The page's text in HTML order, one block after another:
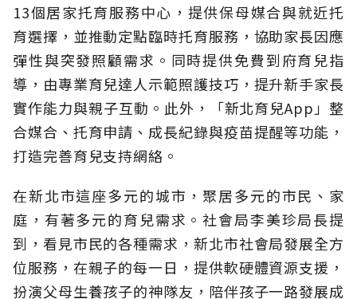
13個居家托育服務中心，提供保母媒合與就近托
育選擇，並推動定點臨時托育服務，協助家長因應
彈性與突發照顧需求。同時提供免費到府育兒指
導，由專業育兒達人示範照護技巧，提升新手家長
實作能力與親子互動。此外，「新北育兒App」整
合媒合、托育申請、成長紀錄與疫苗提醒等功能，
打造完善育兒支持網絡。
在新北市這座多元的城市，聚居多元的市民、家
庭，有著多元的育兒需求。社會局李美珍局長提
到，看見市民的各種需求，新北市社會局發展全方
位服務，在親子的每一日，提供軟硬體資源支援，
扮演父母生養孩子的神隊友，陪伴孩子一路發展成